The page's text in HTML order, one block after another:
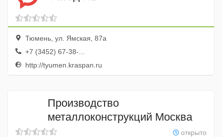
Тюмень, ул. Ямская, 87а
+7 (3452) 67-38-...
http://tyumen.kraspan.ru
Производство
металлоконструкций Москва
открыто